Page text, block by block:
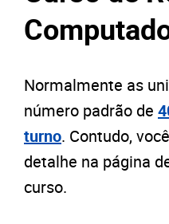
Normalmente as
número padrão de
turno. Contudo,
detalhe na página
curso.